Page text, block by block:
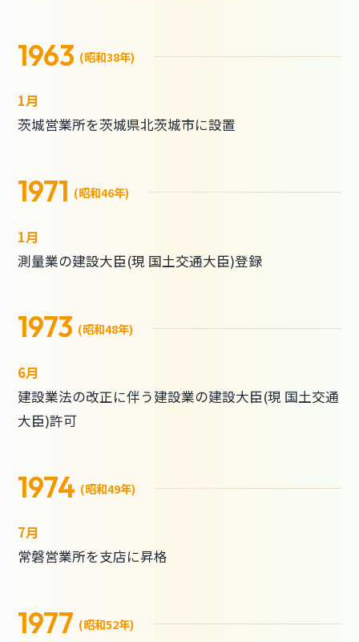
1963 (昭和38年)
1月
茨城営業所を茨城県北茨城市に設置
1971 (昭和46年)
1月
測量業の建設大臣(現 国土交通大臣)登録
1973 (昭和48年)
6月
建設業法の改正に伴う建設業の建設大臣(現 国土交通
大臣)許可
1974 (昭和49年)
7月
常磐営業所を支店に昇格
1977 (昭和52年)